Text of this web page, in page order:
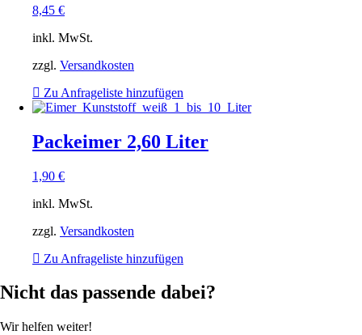
8,45 €
inkl. MwSt.
zzgl. Versandkosten
Zu Anfrageliste hinzufügen
Packeimer 2,60 Liter
1,90 €
inkl. MwSt.
zzgl. Versandkosten
Zu Anfrageliste hinzufügen
Nicht das passende dabei?
Wir helfen weiter!